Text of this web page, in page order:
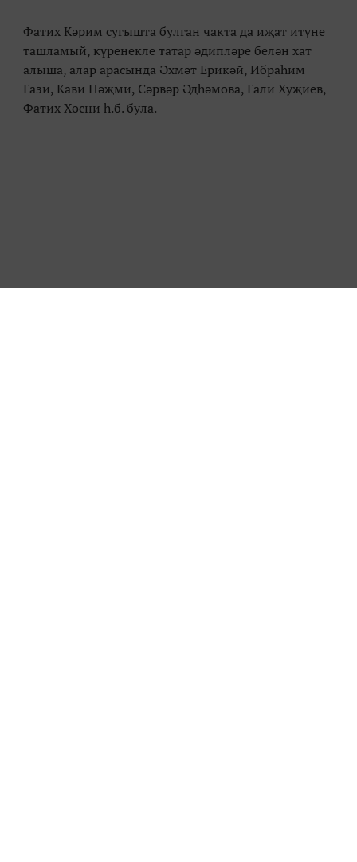
Фатих Кәрим сугышта булган чакта да иҗат итүне
ташламый, күренекле татар әдипләре белән хат
алыша, алар арасында Әхмәт Ерикәй, Ибраһим
Гази, Кави Нәҗми, Сәрвәр Әдһәмова, Гали Хуҗиев,
Фатих Хөсни һ.б. була.